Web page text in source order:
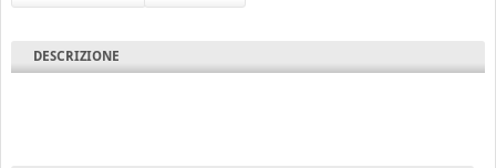
DESCRIZIONE